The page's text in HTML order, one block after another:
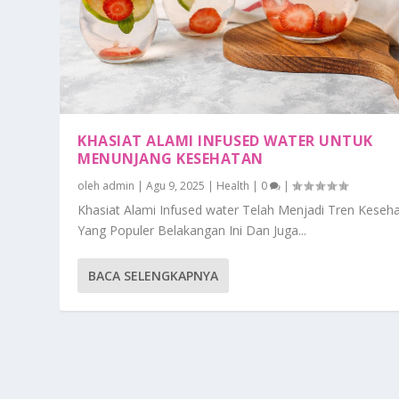
KHASIAT ALAMI INFUSED WATER UNTUK
MENUNJANG KESEHATAN
oleh admin |Agu 9, 2025 | Health | 0 |
Khasiat Alami Infused water Telah Menjadi Tren
Yang Populer Belakangan Ini Dan Juga...
BACA SELENGKAPNYA